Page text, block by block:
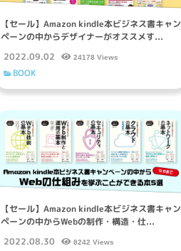
【セール】Amazon kindle本ビジネス書キャン
ペーンの中からデザイナーがオススメす...
2022.09.02
24178 Views
BOOK
【セール】Amazon kindle本ビジネス書キャン
ペーンの中からWebの制作・構造・仕...
2022.08.30
8242 Views